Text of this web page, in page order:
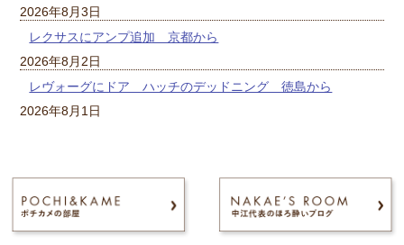
2026年8月3日
レクサスにアンプ追加 京都から
2026年8月2日
レヴォーグにドア ハッチのデッドニング 徳島から
2026年8月1日